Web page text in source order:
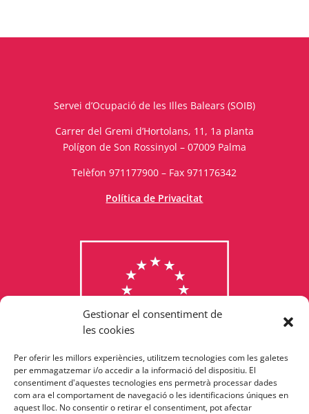
Gestionar el consentiment de
les cookies
Per oferir les millors experiències, utilitzem tecnologies com les galetes
per emmagatzemar i/o accedir a la informació del dispositiu. El
consentiment d'aquestes tecnologies ens permetrà processar dades
com ara el comportament de navegació o les identificacions úniques en
aquest lloc. No consentir o retirar el consentiment, pot afectar
Consulta els programes
finançats per la Unió Europea
Servei d’Ocupació de les Illes Balears (SOIB)
Carrer del Gremi d’Hortolans, 11, 1a planta
Polígon de Son Rossinyol – 07009 Palma
Telèfon 971177900 – Fax 971176342
Política de Privacitat